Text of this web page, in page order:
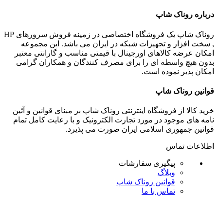
درباره روناک شاپ
روناک شاپ یک فروشگاه اختصاصی در زمینه فروش سرورهای HP
, سخت افزار و تجهیزات شبکه در ایران می باشد. این مجموعه
امکان عرضه کالاهای اورجینال با قیمتی مناسب و گارانتی معتبر
بدون هیچ واسطه ای را برای مصرف کنندگان و همکاران گرامی
امکان پذیر نموده است.
قوانین روناک شاپ
خرید کالا از فروشگاه اینترنتی روناک شاپ بر مبنای قوانین و آئین
نامه های موجود در مورد تجارت الکترونیک و با رعایت کامل تمام
قوانین جمهوری اسلامی ایران صورت می پذیرد.
اطلاعات تماس
پیگیری سفارشات
وبلاگ
قوانین روناک شاپ
تماس با ما